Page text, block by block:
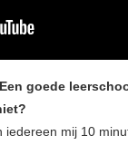
goede
mij 10